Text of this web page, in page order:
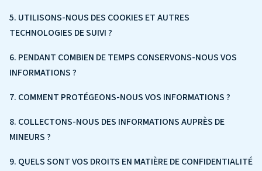
5. UTILISONS-NOUS DES COOKIES ET AUTRES
TECHNOLOGIES DE SUIVI ?
6. PENDANT COMBIEN DE TEMPS CONSERVONS-NOUS VOS
INFORMATIONS ?
7. COMMENT PROTÉGEONS-NOUS VOS INFORMATIONS ?
8. COLLECTONS-NOUS DES INFORMATIONS AUPRÈS DE
MINEURS ?
9. QUELS SONT VOS DROITS EN MATIÈRE DE CONFIDENTIALITÉ